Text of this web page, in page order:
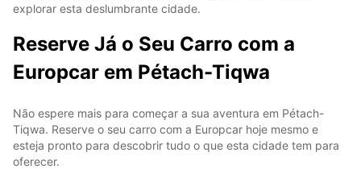
explorar esta deslumbrante cidade.
Reserve Já o Seu Carro com a
Europcar em Pétach-Tiqwa
Não espere mais para começar a sua aventura em Pétach-
Tiqwa. Reserve o seu carro com a Europcar hoje mesmo e
esteja pronto para descobrir tudo o que esta cidade tem para
oferecer.